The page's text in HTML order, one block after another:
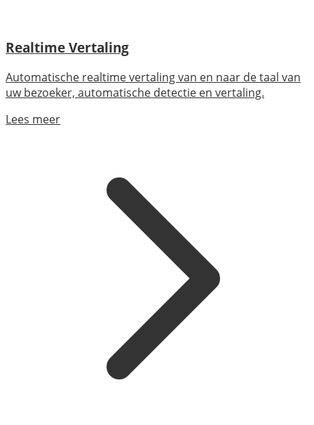
Realtime Vertaling
Automatische realtime vertaling van en naar de taal van
uw bezoeker, automatische detectie en vertaling.
Lees meer